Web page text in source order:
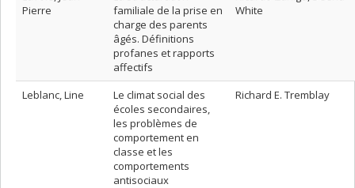
Pierre
familiale de la prise en
charge des parents
âgés. Définitions
profanes et rapports
affectifs
White
Leblanc, Line
Le climat social des
écoles secondaires,
les problèmes de
comportement en
classe et les
comportements
antisociaux
Richard E. Tremblay